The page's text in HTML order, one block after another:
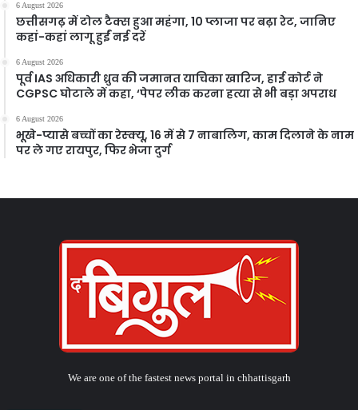
6 August 2026
छत्तीसगढ़ में टोल टैक्स हुआ महंगा, 10 प्लाजा पर बढ़ा रेट, जानिए
कहां-कहां लागू हुईं नई दरें
6 August 2026
पूर्व IAS अधिकारी ध्रुव की जमानत याचिका खारिज, हाई कोर्ट ने
CGPSC घोटाले में कहा, ‘पेपर लीक करना हत्या से भी बड़ा अपराध
6 August 2026
भूखे-प्यासे बच्चों का रेस्क्यू, 16 में से 7 नाबालिग, काम दिलाने के नाम
पर ले गए रायपुर, फिर भेजा दुर्ग
We are one of the fastest news portal in chhattisgarh